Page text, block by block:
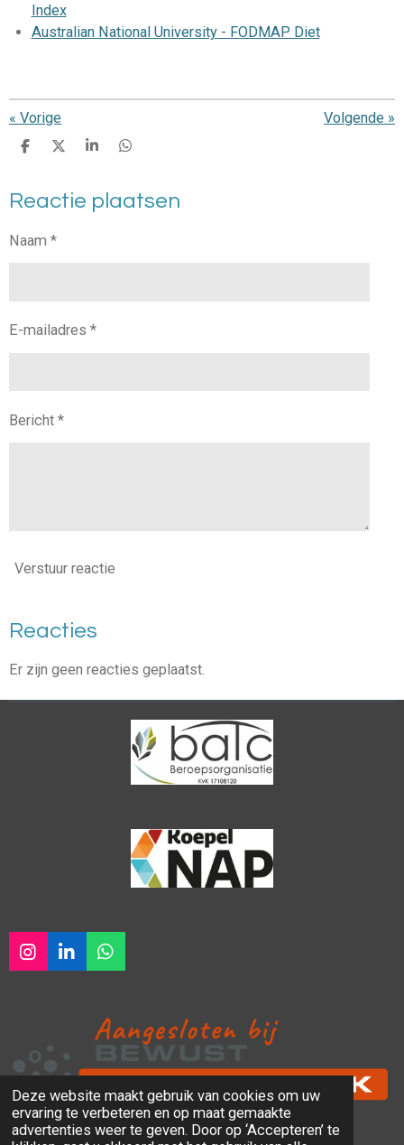
Deze website maakt gebruik van cookies om uw
ervaring te verbeteren en op maat gemaakte
advertenties weer te geven. Door op ‘Accepteren’ te
Index
Australian National University - FODMAP Diet
« Vorige Volgende »
D
e
D
l
S
r
e
D
e
Reactie plaatsen
Naam *
E-mailadres *
Bericht *
Verstuur reactie
Reacties
Er zijn geen reacties geplaatst.
I
n
r
a
m
L
i
I
n
W
h
s
A
p
p
© 2024 - 2026 Lift My Health
Powered byJouwWeb